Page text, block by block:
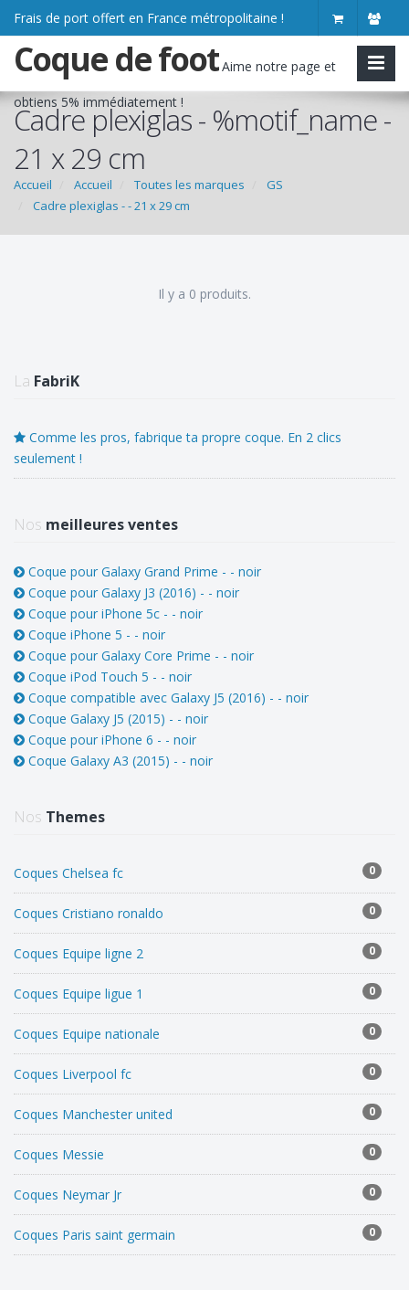
Frais de port offert en France métropolitaine !
Coque de footAime notre page et
obtiens 5% immédiatement !
Cadre plexiglas - %motif_name -
21 x 29 cm
Accueil Accueil Toutes les marques
GS
Cadre plexiglas - - 21 x 29 cm
Il y a 0 produits.
La FabriK
Comme les pros, fabrique ta propre coque. En 2 clics
seulement !
Nos meilleures ventes
Coque pour Galaxy Grand Prime - - noir
Coque pour Galaxy J3 (2016) - - noir
Coque pour iPhone 5c - - noir
Coque iPhone 5 - - noir
Coque pour Galaxy Core Prime - - noir
Coque iPod Touch 5 - - noir
Coque compatible avec Galaxy J5 (2016) - - noir
Coque Galaxy J5 (2015) - - noir
Coque pour iPhone 6 - - noir
Coque Galaxy A3 (2015) - - noir
Nos Themes
Coques Chelsea fc 0
Coques Cristiano ronaldo 0
Coques Equipe ligne 2 0
Coques Equipe ligue 1 0
Coques Equipe nationale 0
Coques Liverpool fc 0
Coques Manchester united 0
Coques Messie 0
Coques Neymar Jr 0
Coques Paris saint germain 0